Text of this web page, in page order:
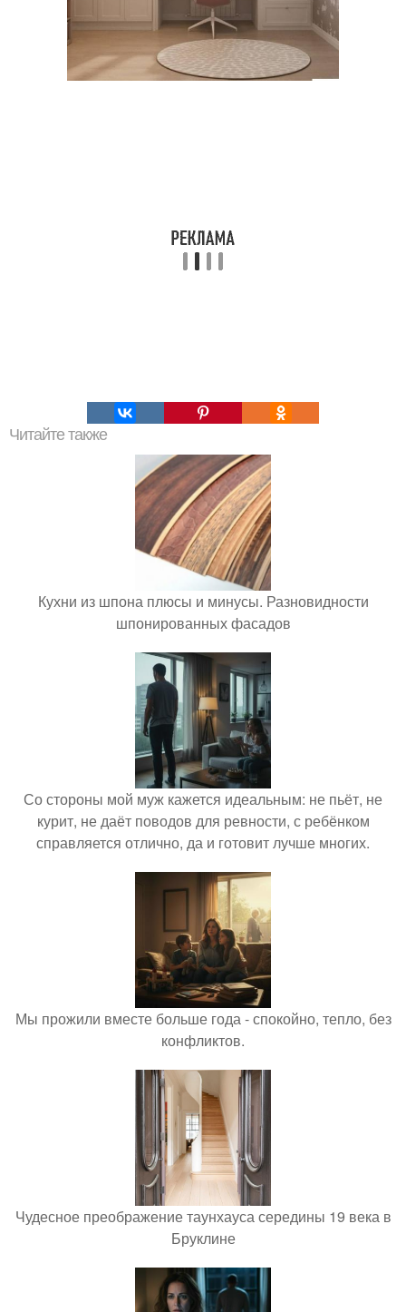
Читайте также
Кухни из шпона плюсы и минусы. Разновидности
шпонированных фасадов
Со стороны мой муж кажется идеальным: не пьёт, не
курит, не даёт поводов для ревности, с ребёнком
справляется отлично, да и готовит лучше многих.
Мы прожили вместе больше года - спокойно, тепло, без
конфликтов.
Чудесное преображение таунхауса середины 19 века в
Бруклине